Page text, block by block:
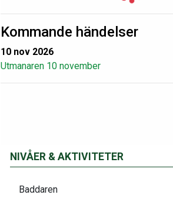
Kommande händelser
10 nov 2026
Utmanaren 10 november
NIVÅER & AKTIVITETER
Baddaren